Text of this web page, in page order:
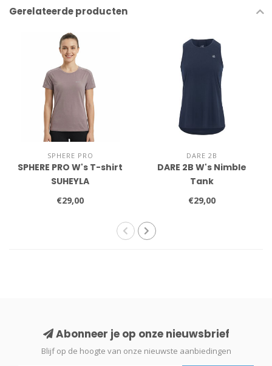
Gerelateerde producten
SPHERE PRO
SPHERE PRO W's T-shirt
SUHEYLA
€29,00
DARE 2B
DARE 2B W's Nimble
Tank
€29,00
Abonneer je op onze nieuwsbrief
Blijf op de hoogte van onze nieuwste aanbiedingen